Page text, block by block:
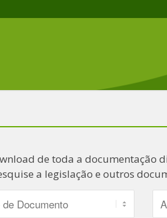
de toda a documentação
a legislação e outros